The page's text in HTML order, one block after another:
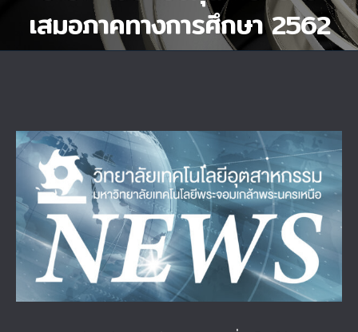
เสมอภาคทางการศึกษา 2562
View
Larger
Image